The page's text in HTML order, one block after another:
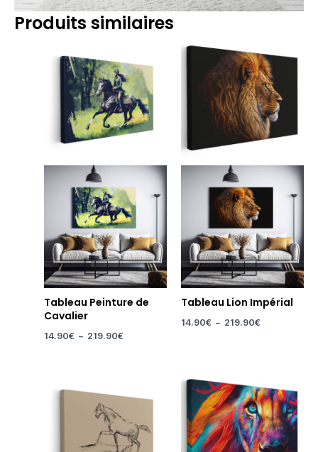
Produits similaires
Tableau Peinture de
Cavalier
14.90€ – 219.90€
prix :
14.90€
à
219.90€
Tableau Lion Impérial
14.90€ – 219.90€
prix :
14.90€
à
219.90€
prix :
à
219.90€
prix :
14.90€
à
219.90€